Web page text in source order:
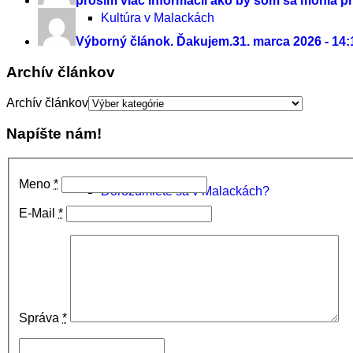
Kultúra v Malackách
Múzeum Michala Tillnera
Dorozumiete sa v Malackách?
Výborný článok. Ďakujem.31. marca 2026 -
Archív článkov
Archív článkov
Napíšte nám!
Meno *
E-Mail *
Správa *